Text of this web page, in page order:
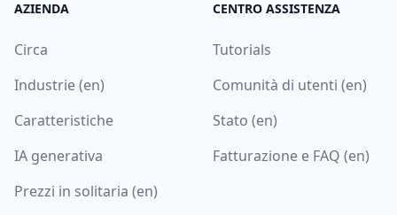
AZIENDA
Circa
Industrie (en)
Caratteristiche
IA generativa
Prezzi in solitaria (en)
CENTRO ASSISTENZA
Tutorials
Comunità di utenti (en)
Stato (en)
Fatturazione e FAQ (en)